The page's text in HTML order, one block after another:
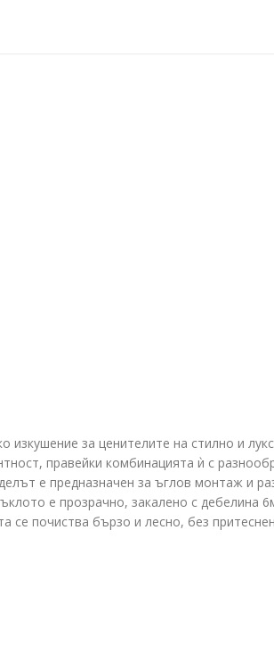
изкушение за ценителите на стилно и
правейки комбинацията ѝ с
е предназначен за ъглов монтаж и
е прозрачно, закалено с дебелина
се почиства бързо и лесно, без